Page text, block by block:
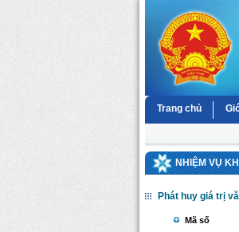
Trang chủ
NHIỆM VỤ
Phát huy giá trị
Mã số